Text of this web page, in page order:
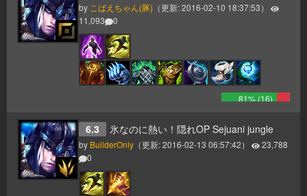
by こばえちゃん(豚) （更新:2016-02-10 18:37:53）
11,093
0
81% (16)
6.3 氷なのに熱い！隠れOP Sejuani jungle
by BuilderOnly （更新:2016-02-13 06:57:42）
23,788
0